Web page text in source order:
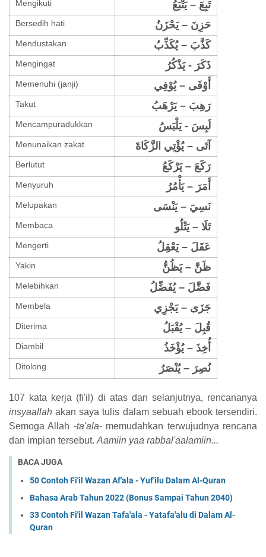
Mengikuti تَبِعَ – يَتْبَعُ
Bersedih hati حَزِنَ – يَحْزَنُ
Mendustakan كَذَّبَ – يُكَذِّبُ
Mengingat ذَكَرَ - يَذْكُرُ
Memenuhi (janji) أَوْفَى – يُوْفِي
Takut رَهِبَ – يَرْهَبُ
Mencampuradukkan لَبِسَ - يَلْبَسُ
Menunaikan zakat آتَى – يُؤْتِي الزَّكَاةَ
Berlutut رَكَعَ – يَرْكَعُ
Menyuruh أَمَرَ – يَأْمُرُ
Melupakan نَسِيَ – يَنْسَى
Membaca تَلَا – يَتْلُو
Mengerti عَقَلَ – يَعْقِلُ
Yakin ظَنَّ – يَظُنُّ
Melebihkan فَضَّلَ – يُفَضِّلُ
Membela جَزَى – يَجْزِي
Diterima قُبِلَ – يُقْبَلُ
Diambil أُخِذَ – يُؤْخَذُ
Ditolong نُصِرَ – يُنْصَرُ
107 kata kerja (fi'il) di atas dan selanjutnya, rencananya
insyaallahakan saya tulis dalam sebuah ebook tersendiri.
Semoga Allah -ta'ala- memudahkan terwujudnya rencana
dan impian tersebut. Aamiin yaa rabbal'aalamiin...
BACA JUGA
50 Contoh Fi'il Wazan Af'ala - Yuf'ilu Dalam Al-Quran
Bahasa Arab Tahun 2022 (Bonus Sampai Tahun 2040)
33 Contoh Fi'il Wazan Tafa'ala - Yatafa'alu di Dalam Al-
Quran